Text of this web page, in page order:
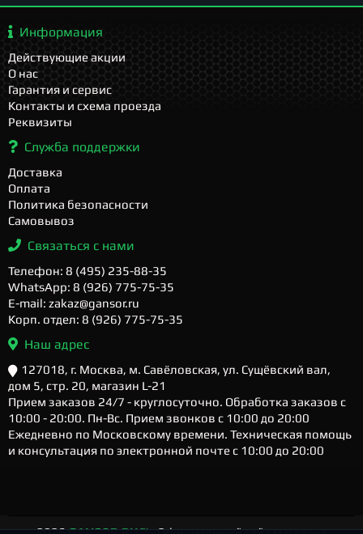
Информация
Действующие акции
О нас
Гарантия и сервис
Контакты и схема проезда
Реквизиты
Служба поддержки
Доставка
Оплата
Политика безопасности
Самовывоз
Связаться с нами
Телефон: 8 (495) 235-88-35
WhatsApp: 8 (926) 775-75-35
E-mail: zakaz@gansor.ru
Корп. отдел: 8 (926) 775-75-35
Наш адрес
127018, г. Москва, м. Савёловская, ул. Сущёвский вал,
дом 5, стр. 20, магазин L-21
Прием заказов 24/7 - круглосуточно. Обработка заказов с
10:00 - 20:00. Пн-Вс. Прием звонков с 10:00 до 20:00
Ежедневно по Московскому времени. Техническая помощь
и консультация по электронной почте с 10:00 до 20:00